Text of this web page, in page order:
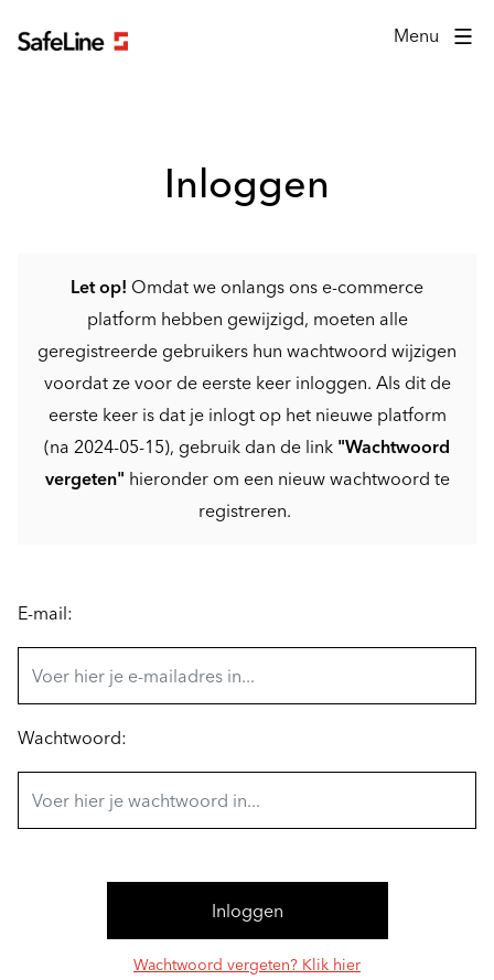
Menu
Inloggen
Let op! Omdat we onlangs ons e-commerce
platform hebben gewijzigd, moeten alle
geregistreerde gebruikers hun wachtwoord wijzigen
voordat ze voor de eerste keer inloggen. Als dit de
eerste keer is dat je inlogt op het nieuwe platform
(na 2024-05-15), gebruik dan de link "Wachtwoord
vergeten" hieronder om een nieuw wachtwoord te
registreren.
Inlogformulier
E-mail:
Wachtwoord:
Wachtwoord vergeten? Klik hier